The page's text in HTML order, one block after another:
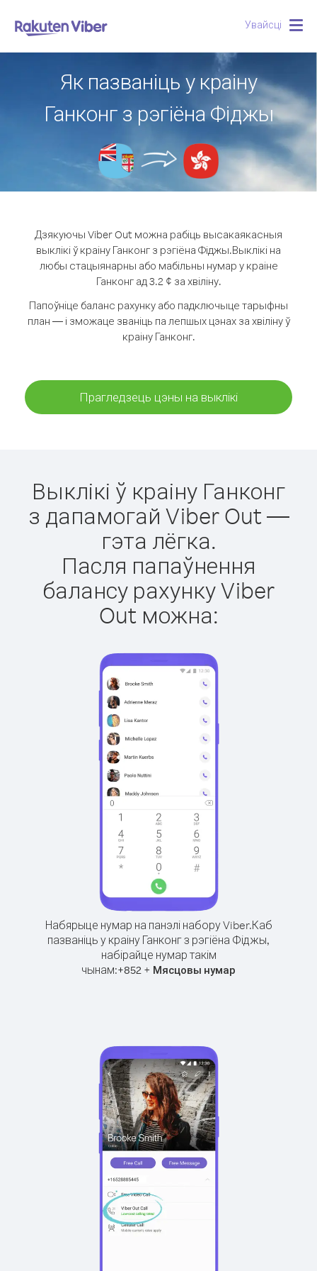
Увайсці
Як пазваніць у краіну
Ганконг з рэгіёна Фіджы
Дзякуючы Viber Out можна рабіць высакаякасныя
выклікі ў краіну Ганконг з рэгіёна Фіджы.Выклікі на
любы стацыянарны або мабільны нумар у краіне
Ганконг ад 3.2 ¢ за хвіліну.
Папоўніце баланс рахунку або падключыце тарыфны
план — і зможаце званіць па лепшых цэнах за хвіліну ў
краіну Ганконг.
Прагледзець цэны на выклікі
Выклікі ў краіну Ганконг
з дапамогай Viber Out —
гэта лёгка.
Пасля папаўнення
балансу рахунку Viber
Out можна:
Набярыце нумар на панэлі набору Viber.Каб
пазваніць у краіну Ганконг з рэгіёна Фіджы,
набірайце нумар такім
чынам:+852 + Мясцовы нумар